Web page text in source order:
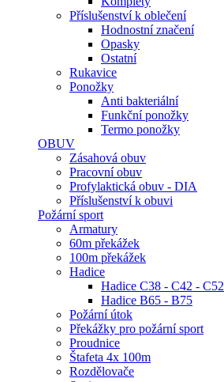
Příslušenství k oblečení
Hodnostní značení
Opasky
Ostatní
Rukavice
Ponožky
Anti bakteriální
Funkční ponožky
Termo ponožky
OBUV
Zásahová obuv
Pracovní obuv
Profylaktická obuv - DIA
Příslušenství k obuvi
Požární sport
Armatury
60m překážek
100m překážek
Hadice
Hadice C38 - C42 - C52
Hadice B65 - B75
Požární útok
Překážky pro požární sport
Proudnice
Štafeta 4x 100m
Rozdělovače